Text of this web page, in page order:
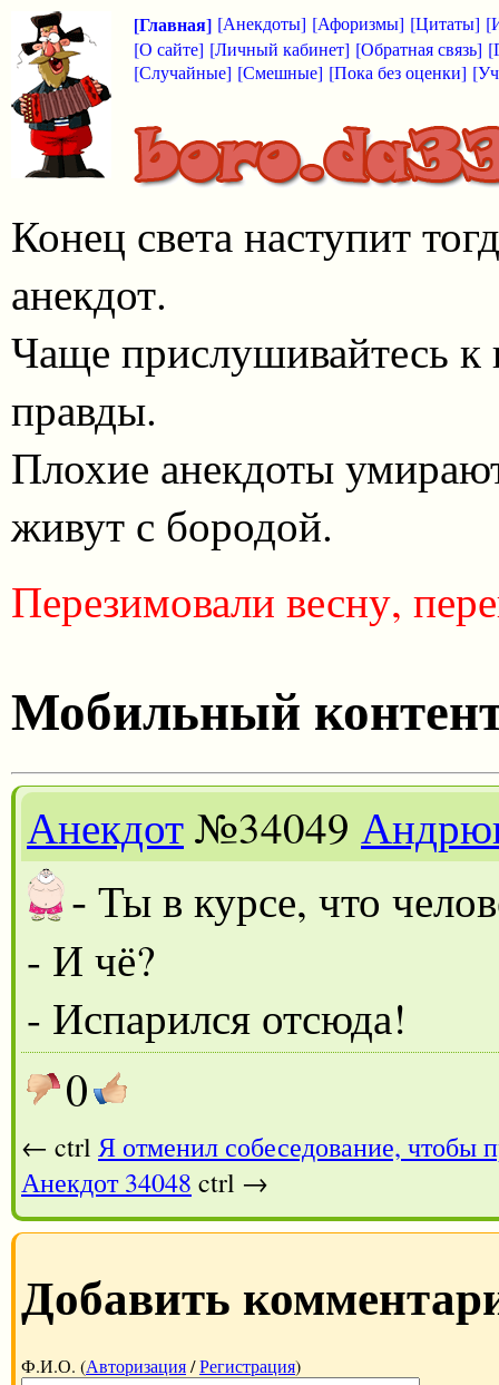
[Главная] [Анекдоты] [Афоризмы] [Цитаты]
[О сайте] [Личный кабинет] [Обратная связь]
[Случайные] [Смешные] [Пока без оценки]
Конец света наступит
анекдот.
Чаще прислушивайтесь
правды.
Плохие анекдоты
живут с бородой.
Перезимовали весну,
Мобильный
Анекдот№34049
- Ты в курсе, что
- И чё?
- Испарился отсюда!
0
← ctrl Я отменил собеседование, чтобы
Анекдот 34048 ctrl →
Добавить
Ф.И.О. (Авторизация/Регистрация)